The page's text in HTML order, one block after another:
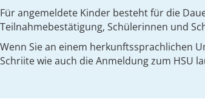
Für angemeldete Kinder besteht für die
Teilnahmebestätigung, Schülerinnen und
Wenn Sie an einem herkunftssprachlichen
Schriite wie auch die Anmeldung zum HSU